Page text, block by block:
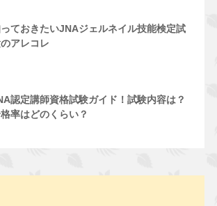
ておきたいJNAジェルネイル技能検定試
アレコレ
認定講師資格試験ガイド！試験内容は？
率はどのくらい？